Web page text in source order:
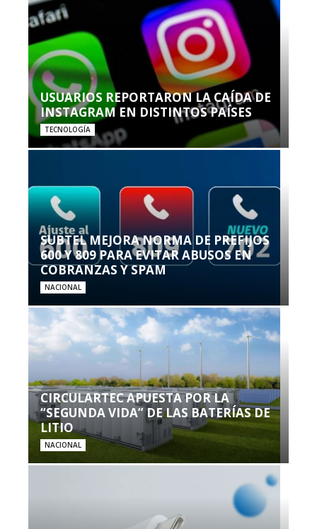
USUARIOS REPORTARON LA CAÍDA DE
INSTAGRAM EN DISTINTOS PAÍSES
TECNOLOGÍA
SUBTEL MEJORA NORMA DE PREFIJOS
600 Y 809 PARA EVITAR ABUSOS EN
COBRANZAS Y SPAM
NACIONAL
CIRCULARTEC APUESTA POR LA
“SEGUNDA VIDA” DE LAS BATERÍAS DE
LITIO
NACIONAL